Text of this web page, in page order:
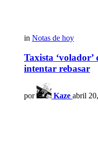
in Notas de hoy
Taxista ‘volador’
intentar rebasar
por Kaze abril